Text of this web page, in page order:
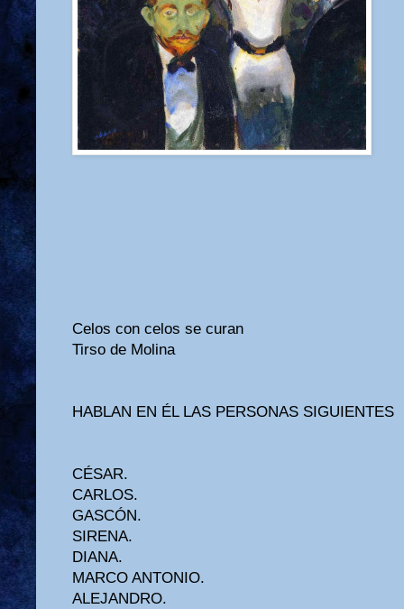
Celos con celos se curan
Tirso de Molina
HABLAN EN ÉL LAS PERSONAS SIGUIENTES
CÉSAR.
CARLOS.
GASCÓN.
SIRENA.
DIANA.
MARCO ANTONIO.
ALEJANDRO.